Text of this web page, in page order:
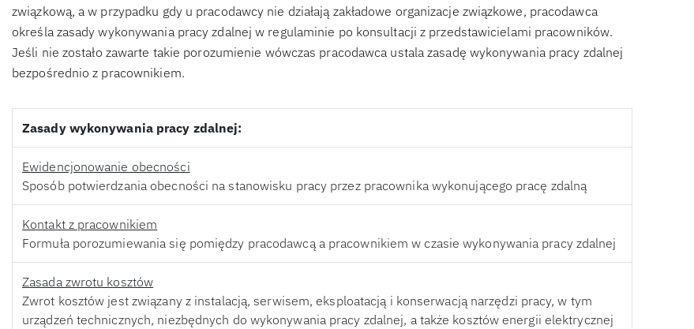
związkową, a w przypadku gdy u pracodawcy nie działają zakładowe organizacje związkowe, pracodawca
określa zasady wykonywania pracy zdalnej w regulaminie po konsultacji z przedstawicielami pracowników.
Jeśli nie zostało zawarte takie porozumienie wówczas pracodawca ustala zasadę wykonywania pracy zdalnej
bezpośrednio z pracownikiem.
Zasady wykonywania pracy zdalnej:
Ewidencjonowanie obecności
Sposób potwierdzania obecności na stanowisku pracy przez pracownika wykonującego pracę zdalną
Kontakt z pracownikiem
Formuła porozumiewania się pomiędzy pracodawcą a pracownikiem w czasie wykonywania pracy zdalnej
Zasada zwrotu kosztów
Zwrot kosztów jest związany z instalacją, serwisem, eksploatacją i konserwacją narzędzi pracy, w tym
urządzeń technicznych, niezbędnych do wykonywania pracy zdalnej, a także kosztów energii elektrycznej